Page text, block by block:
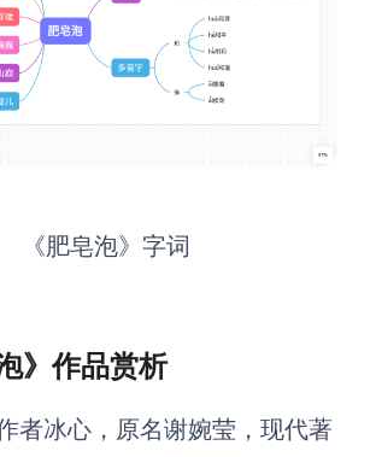
析
阵
模型
模型
AI生成图片
AI写作
AI对话
《肥皂泡》字词
》作品赏析
者冰心，原名谢婉莹，现代著